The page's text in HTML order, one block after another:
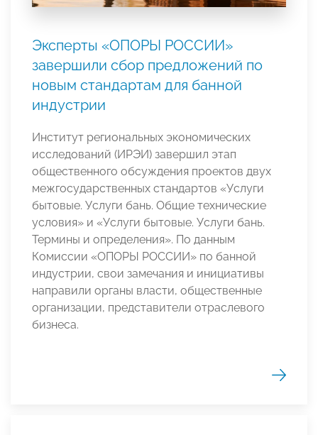
Эксперты «ОПОРЫ РОССИИ»
завершили сбор предложений по
новым стандартам для банной
индустрии
Институт региональных экономических
исследований (ИРЭИ) завершил этап
общественного обсуждения проектов двух
межгосударственных стандартов «Услуги
бытовые. Услуги бань. Общие технические
условия» и «Услуги бытовые. Услуги бань.
Термины и определения». По данным
Комиссии «ОПОРЫ РОССИИ» по банной
индустрии, свои замечания и инициативы
направили органы власти, общественные
организации, представители отраслевого
бизнеса.